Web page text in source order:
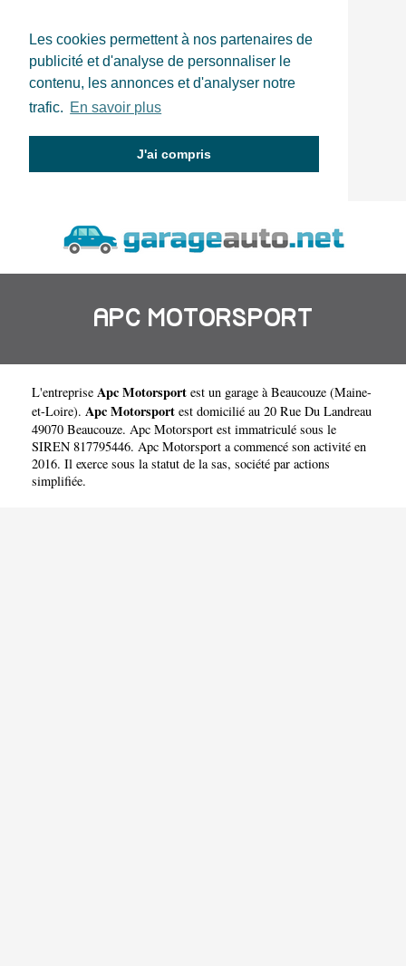
Les cookies permettent à nos partenaires de
publicité et d'analyse de personnaliser le
contenu, les annonces et d'analyser notre
trafic. En savoir plus
J'ai compris
APC MOTORSPORT
L'entreprise Apc Motorsport est un garage à Beaucouze (Maine-
et-Loire). Apc Motorsport est domicilié au 20 Rue Du Landreau
49070 Beaucouze. Apc Motorsport est immatriculé sous le
SIREN 817795446. Apc Motorsport a commencé son activité en
2016. Il exerce sous la statut de la sas, société par actions
simplifiée.